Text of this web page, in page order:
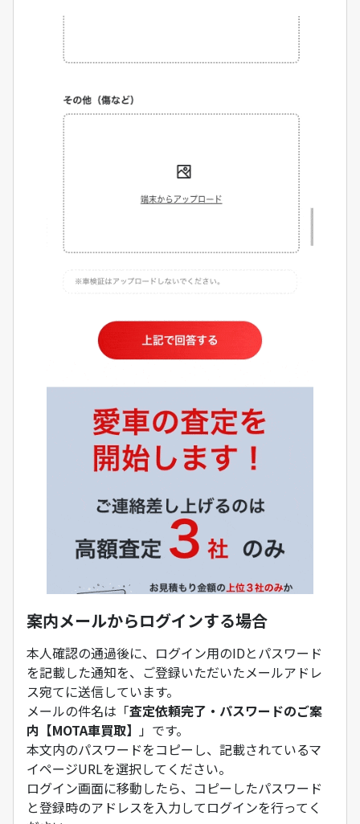
案内メールからログインする場合
本人確認の通過後に、ログイン用のIDとパスワード
を記載した通知を、ご登録いただいたメールアドレ
ス宛てに送信しています。
メールの件名は「査定依頼完了・パスワードのご案
内【MOTA車買取】 」です。
本文内のパスワードをコピーし、記載されているマ
イページURLを選択してください。
ログイン画面に移動したら、コピーしたパスワード
と登録時のアドレスを入力してログインを行ってく